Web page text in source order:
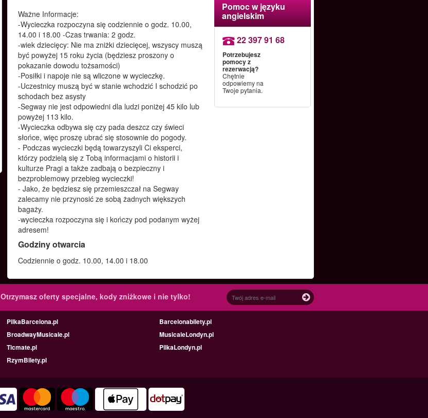
Ważne Informacje:
-Wycieczka rozpoczyna się codziennie o godz. 10.00,
14.00 i 18.00 -Czas trwania: 2 godz.
-wiek dziecięcy: Nie ma zniżki dziecięcej, wszyscy muszą
być powyżej 15 roku życia (będziesz proszony o
pokazanie dowodu tożsamości)
-Posiłki i napoje nie są wliczone w wycieczkę.
-Uczestnicy muszą być w stanie wchodzić I schodzić po
schodach bez asysty
-Segway nie jest odpowiedni dla ludzi poniżej 45 kilo lub
powyżej 113 kilo.
-Wycieczka odbywa się czy pada deszcz czy świeci
słońce, więc proszę ubrać się stosownie do pogody.
- Podczas wycieczki będą towarzyszyli Ci eksperci,
którzy podzielą się z Tobą informacjami o historii i
kulturze Pragi a także zadbają o bezpieczny i
bezproblemowy przebieg wycieczki!
- Jako, że będziesz się przemieszczał na Segway
zalecamy nie przynosić ze sobą żadnych większych
bagaży.
-wycieczka rozpoczyna się i kończy pod podanym wyżej
adresem!
Godziny otwarcia
Codziennie o godz. 10.00, 14.00 i 18.00
Pomoc w języku
angielskim
22 397 91 68
Potrzebujesz
pomocy z
rezerwacją?
Chętnie
odpowiemy na
Twoje pytania.
Otrzymasz oferty specjalne, kody zniżkowe i nie tylko!
PilkaBarcelona.pl
Barcelonabilety.pl
BroadwayMusicale.pl
MusicaleLondyn.pl
Ticmate.pl
PilkaLondyn.pl
RzymBilety.pl